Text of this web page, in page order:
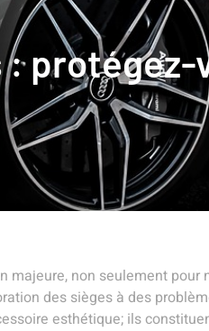
protégez-
non seulement
des sièges à des
esthétique; ils